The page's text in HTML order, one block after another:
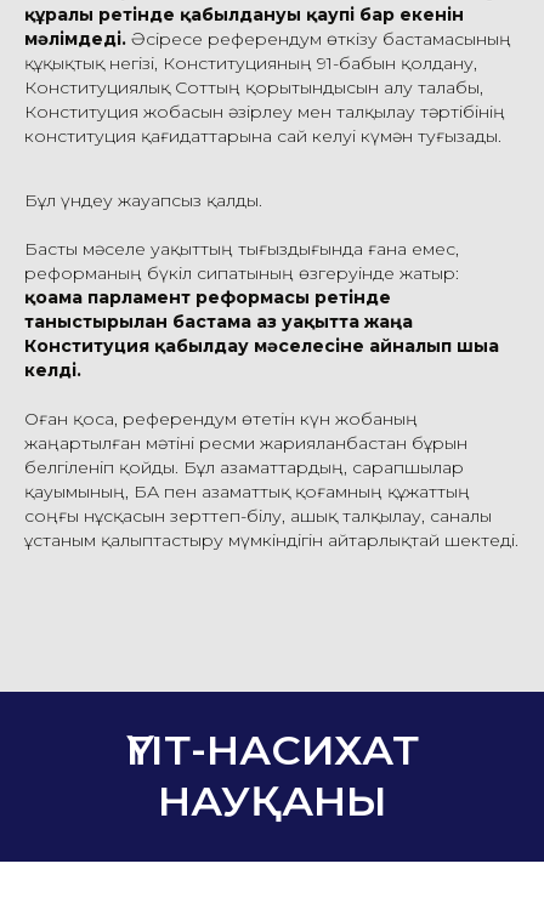
құралы ретінде қабылдануы қаупі бар екенін
мәлімдеді. Әсіресе референдум өткізу бастамасының
құқықтық негізі, Конституцияның 91-бабын қолдану,
Конституциялық Соттың қорытындысын алу талабы,
Конституция жобасын әзірлеу мен талқылау тәртібінің
конституция қағидаттарына сай келуі күмән туғызады.
Бұл үндеу жауапсыз қалды.
Басты мәселе уақыттың тығыздығында ғана емес,
реформаның бүкіл сипатының өзгеруінде жатыр:
қоғамға парламент реформасы ретінде
таныстырылған бастама аз уақытта жаңа
Конституция қабылдау мәселесіне айналып шыға
келді.
Оған қоса, референдум өтетін күн жобаның
жаңартылған мәтіні ресми жарияланбастан бұрын
белгіленіп қойды. Бұл азаматтардың, сарапшылар
қауымының, БАҚ пен азаматтық қоғамның құжаттың
соңғы нұсқасын зерттеп-білу, ашық талқылау, саналы
ұстаным қалыптастыру мүмкіндігін айтарлықтай шектеді.
ҮГІТ-НАСИХАТ
НАУҚАНЫ